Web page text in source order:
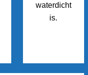
waterdicht
is.